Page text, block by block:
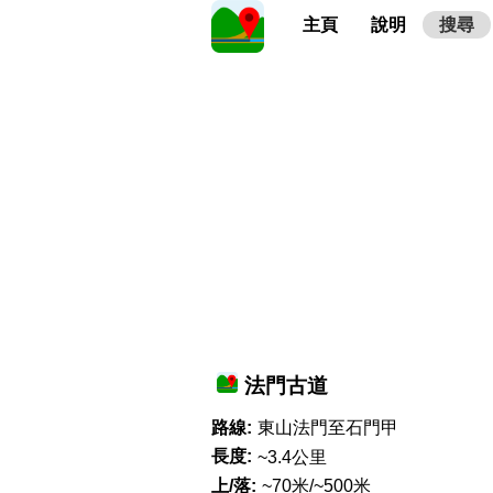
主頁 說明 搜尋
法門古道
路線: 東山法門至石門甲
長度: ~3.4公里
上/落: ~70米/~500米